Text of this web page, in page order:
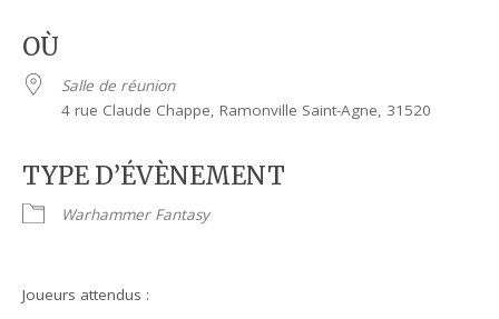
OÙ
Salle de réunion
4 rue Claude Chappe, Ramonville Saint-Agne, 31520
TYPE D’ÉVÈNEMENT
Warhammer Fantasy
Joueurs attendus :